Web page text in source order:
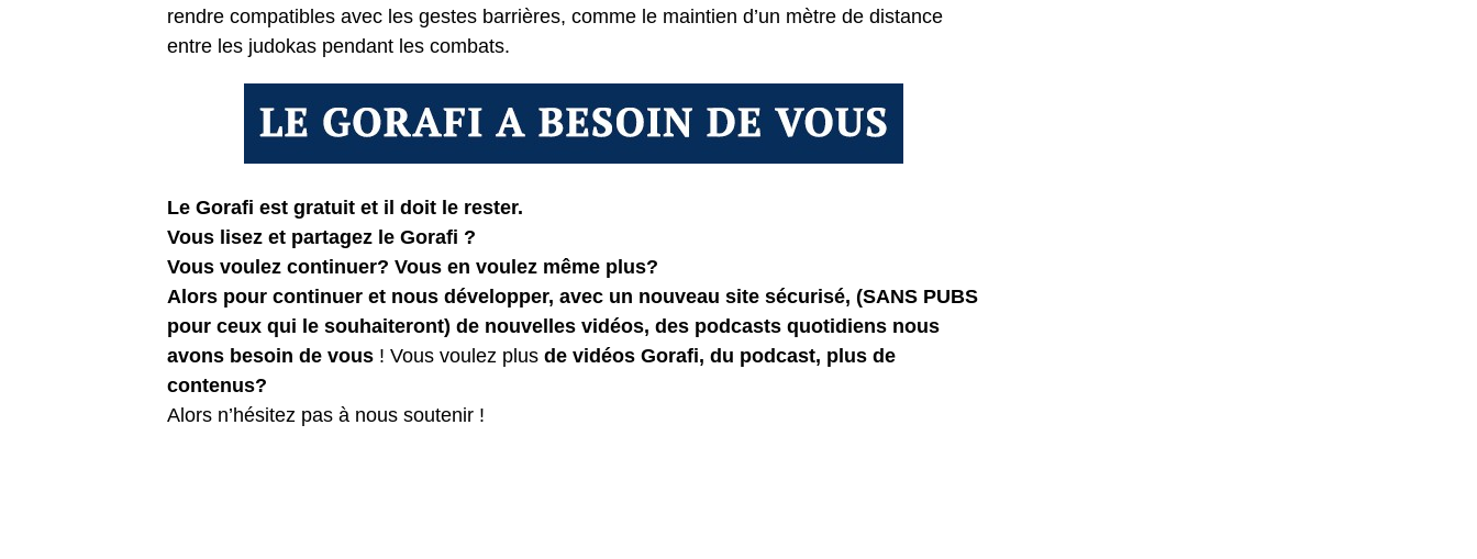
rendre compatibles avec les gestes barrières, comme le maintien d’un mètre de distance
entre les judokas pendant les combats.
Le Gorafi est gratuit et il doit le rester.
Vous lisez et partagez le Gorafi ?
Vous voulez continuer? Vous en voulez même plus?
Alors pour continuer et nous développer, avec un nouveau site sécurisé, (SANS PUBS
pour ceux qui le souhaiteront) de nouvelles vidéos, des podcasts quotidiens nous
avons besoin de vous ! Vous voulez plus de vidéos Gorafi, du podcast, plus de
contenus?
Alors n’hésitez pas à nous soutenir !